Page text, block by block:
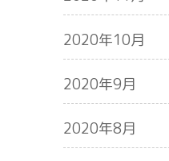
2020年10月
2020年9月
2020年8月